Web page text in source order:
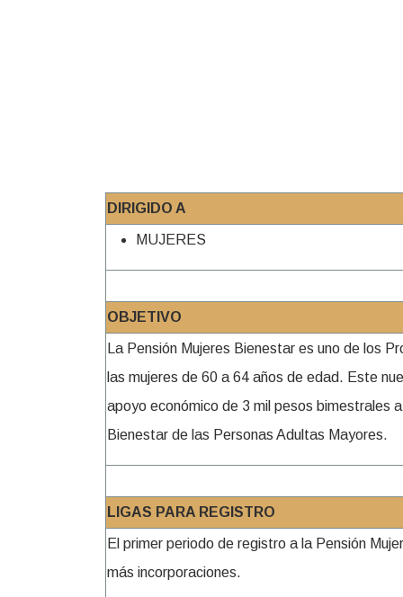
DIRIGIDO A
MUJERES
OBJETIVO
La Pensión Mujeres Bienestar es uno de los
las mujeres de 60 a 64 años de edad. Este
apoyo económico de 3 mil pesos bimestrales
Bienestar de las Personas Adultas Mayores.
LIGAS PARA REGISTRO
El primer periodo de registro a la Pensión
más incorporaciones.